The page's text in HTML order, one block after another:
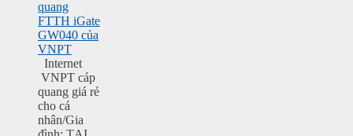
quang
FTTH iGate
GW040 của
VNPT
Internet
VNPT cáp
quang giá rẻ
cho cá
nhân/Gia